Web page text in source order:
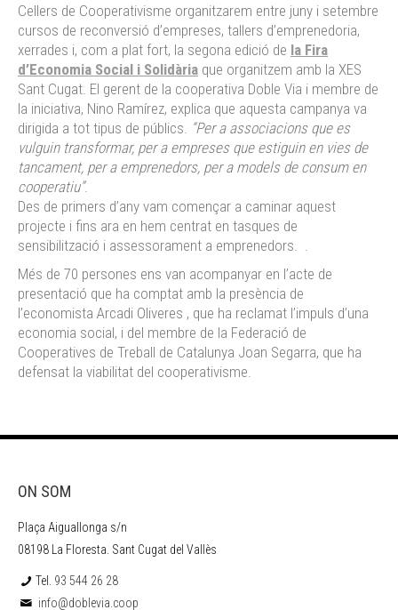
Cellers de Cooperativisme organitzarem entre juny i setembre
cursos de reconversió d’empreses, tallers d’emprenedoria,
xerrades i, com a plat fort, la segona edició de la Fira
d’Economia Social i Solidària que organitzem amb la XES
Sant Cugat. El gerent de la cooperativa Doble Via i membre de
la iniciativa, Nino Ramírez, explica que aquesta campanya va
dirigida a tot tipus de públics. “Per a associacions que es
vulguin transformar, per a empreses que estiguin en vies de
tancament, per a emprenedors, per a models de consum en
cooperatiu”.
Des de primers d’any vam començar a caminar aquest
projecte i fins ara en hem centrat en tasques de
sensibilització i assessorament a emprenedors. .
Més de 70 persones ens van acompanyar en l’acte de
presentació que ha comptat amb la presència de
l’economista Arcadi Oliveres , que ha reclamat l’impuls d’una
economia social, i del membre de la Federació de
Cooperatives de Treball de Catalunya Joan Segarra, que ha
defensat la viabilitat del cooperativisme.
ON SOM
Plaça Aiguallonga s/n
08198 La Floresta. Sant Cugat del Vallès
Tel. 93 544 26 28
info@doblevia.coop